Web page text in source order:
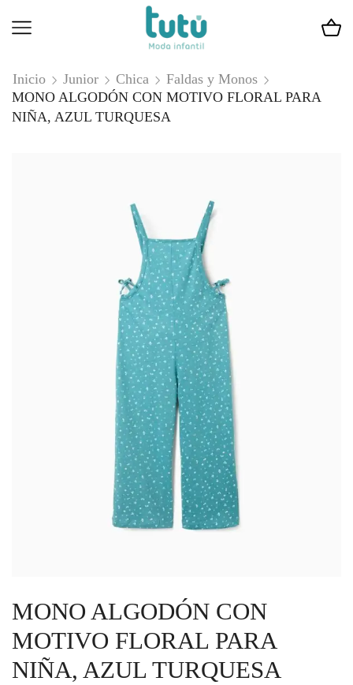
Inicio Junior Chica
Faldas y Monos
MONO ALGODÓN CON MOTIVO FLORAL PARA
NIÑA, AZUL TURQUESA
MONO ALGODÓN CON
MOTIVO FLORAL PARA
NIÑA, AZUL TURQUESA